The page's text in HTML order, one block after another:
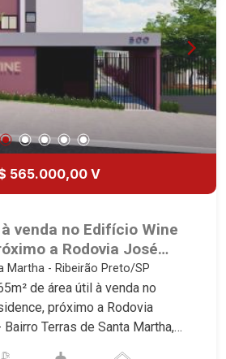
565.000,00 V
venda no Edifício Wine
a Rodovia José
Preto/SP.
Martha - Ribeirão Preto/SP
de área útil à venda no
próximo a Rodovia
Terras de Santa Martha,